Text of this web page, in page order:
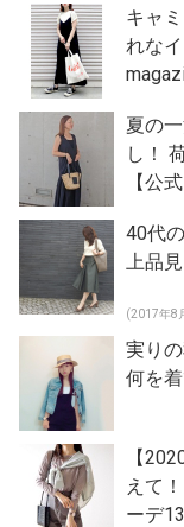
キャ
れな
夏の
し！
【公式
40代
上品
(2017年8
実り
何を
【
えて
ーデ